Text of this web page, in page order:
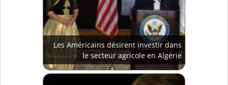
Les Américains désirent investir dans
le secteur agricole en Algérie